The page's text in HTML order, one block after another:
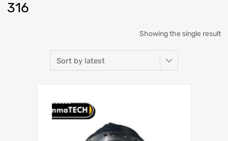
316
Showing the single result